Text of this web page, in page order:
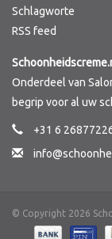
Schlagworte
RSS feed
Onderdeel van
begrip voor al uw
+31 6
© Copyright 2026